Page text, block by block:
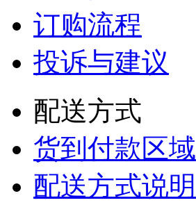
订购流程
投诉与建议
配送方式
货到付款区域
配送方式说明